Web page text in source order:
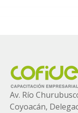
Av. Río
Coyoacán,